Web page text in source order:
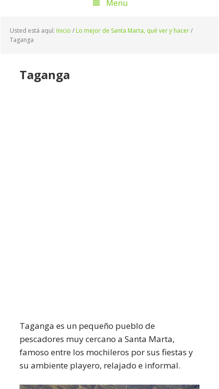
Menu
Usted está aquí: Inicio / Lo mejor de Santa Marta, qué ver y hacer/
Taganga
Taganga
Taganga es un pequeño pueblo de
pescadores muy cercano a Santa Marta,
famoso entre los mochileros por sus fiestas y
su ambiente playero, relajado e informal.